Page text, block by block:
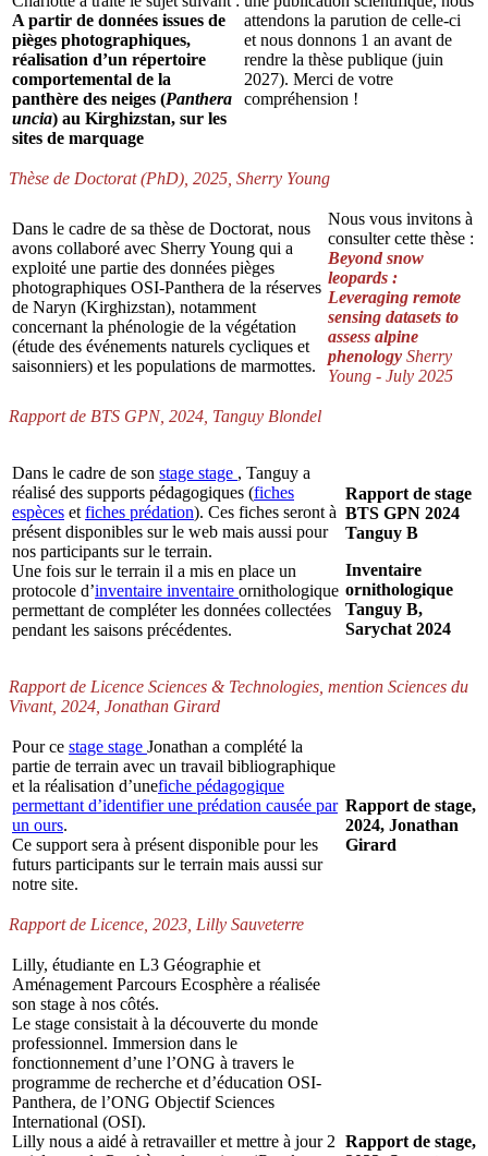
A partir de données issues de
pièges photographiques,
réalisation d’un répertoire
comportemental de la
panthère des neiges (Panthera
uncia) au Kirghizstan, sur les
sites de marquage
attendons la parution de celle-ci
et nous donnons 1 an avant de
rendre la thèse publique (juin
2027). Merci de votre
compréhension !
Thèse de Doctorat (PhD), 2025, Sherry Young
Dans le cadre de sa thèse de Doctorat, nous
avons collaboré avec Sherry Young qui a
exploité une partie des données pièges
photographiques OSI-Panthera de la réserves
de Naryn (Kirghizstan), notamment
concernant la phénologie de la végétation
(étude des événements naturels cycliques et
saisonniers) et les populations de marmottes.
Nous vous invitons à
consulter cette thèse :
Beyond snow
leopards :
Leveraging remote
sensing datasets to
assess alpine
phenology Sherry
Young - July 2025
Rapport de BTS GPN, 2024, Tanguy Blondel
Dans le cadre de son stage stage , Tanguy a
réalisé des supports pédagogiques (fiches
espèces et fiches prédation). Ces fiches seront à
présent disponibles sur le web mais aussi pour
nos participants sur le terrain.
Une fois sur le terrain il a mis en place un
protocole d’inventaire inventaire ornithologique
permettant de compléter les données collectées
pendant les saisons précédentes.
Rapport de stage
BTS GPN 2024
Tanguy B
Inventaire
ornithologique
Tanguy B,
Sarychat 2024
Rapport de Licence Sciences & Technologies, mention Sciences du
Vivant, 2024, Jonathan Girard
Pour ce stage stage Jonathan a complété la
partie de terrain avec un travail bibliographique
et la réalisation d’unefiche pédagogique
permettant d’identifier une prédation causée par
un ours.
Ce support sera à présent disponible pour les
futurs participants sur le terrain mais aussi sur
notre site.
Rapport de stage,
2024, Jonathan
Girard
Rapport de Licence, 2023, Lilly Sauveterre
Lilly, étudiante en L3 Géographie et
Aménagement Parcours Ecosphère a réalisée
son stage à nos côtés.
Le stage consistait à la découverte du monde
professionnel. Immersion dans le
fonctionnement d’une l’ONG à travers le
programme de recherche et d’éducation OSI-
Panthera, de l’ONG Objectif Sciences
International (OSI).
Lilly nous a aidé à retravailler et mettre à jour 2 Rapport de stage,